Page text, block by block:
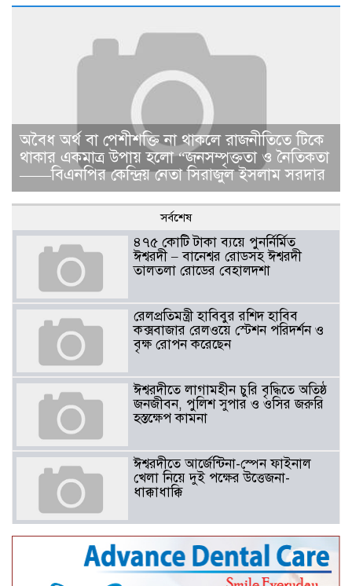
​​অবৈধ অর্থ বা পেশীশক্তি না থাকলে রাজনীতিতে টিকে
থাকার একমাত্র উপায় হলো “জনসম্পৃক্ততা ও নৈতিকতা
——বিএনপির কেন্দ্রিয় নেতা সিরাজুল ইসলাম সরদার
সর্বশেষ
৪৭৫ কোটি টাকা ব্যয়ে পুনর্নির্মিত
ঈশ্বরদী – বানেশ্বর রোডসহ ঈশ্বরদী
তালতলা রোডের বেহালদশা
রেলপ্রতিমন্ত্রী হাবিবুর রশিদ হাবিব
কক্সবাজার রেলওয়ে স্টেশন পরিদর্শন ও
বৃক্ষ রোপন করেছেন
ঈশ্বরদীতে লাগামহীন চুরি বৃদ্ধিতে অতিষ্ঠ
জনজীবন, পুলিশ সুপার ও ওসির জরুরি
হস্তক্ষেপ কামনা ​
ঈশ্বরদীতে আর্জেন্টিনা-স্পেন ফাইনাল
খেলা নিয়ে দুই পক্ষের উত্তেজনা-
ধাক্কাধাক্কি
বাংলাদেশসহ বাসযোগ্য পৃথিবী গড়তে
গাছ লাগিয়ে অক্সিজেন ফ্যাক্টরী গড়ে
তোলার বিকল্প নেই——বিএনপির
কেন্দ্রিয় নেতা সাবেক এমপি বীর